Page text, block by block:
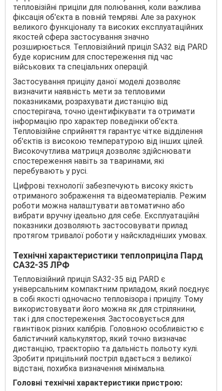
тепловізійні приціли для полювання, коли важлива
фіксація об'єкта в повній темряві. Але за рахунок
великого функціоналу та високих експлуатаційних
якостей сфера застосування значно
розширюється. Тепловізійний приціл SA32 від PARD
буде корисним для спостереження під час
військових та спеціальних операцій.
Застосування прицілу даної моделі дозволяє
визначити наявність мети за тепловими
показниками, розрахувати дистанцію від
спостерігача, точно ідентифікувати та отримати
інформацію про характер поведінки об'єкта.
Тепловізійне сприйняття гарантує чітке відділення
об'єктів із високою температурою від інших цілей.
Високочутлива матриця дозволяє здійснювати
спостереження навіть за тваринами, які
перебувають у русі.
Цифрові технології забезпечують високу якість
отриманого зображення та відеоматеріалів. Режим
роботи можна налаштувати автоматично або
вибрати вручну ідеально для себе. Експлуатаційні
показники дозволяють застосовувати прилад
протягом тривалої роботи у найскладніших умовах.
Технічні характеристики теплоприціла Пард
СА32-35 ЛРФ
Тепловізійний приціл SA32-35 від PARD є
універсальним компактним приладом, який поєднує
в собі якості одночасно тепловізора і прицілу. Тому
використовувати його можна як для стрілянини,
так і для спостереження. Застосовується для
гвинтівок різних калібрів. Головною особливістю є
балістичний калькулятор, який точно визначає
дистанцію, траєкторію та дальність польоту кулі.
Зробити прицільний постріл вдається з великої
відстані, похибка визначення мінімальна.
Головні технічні характеристики пристрою: